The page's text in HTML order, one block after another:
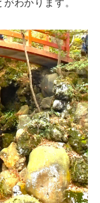
わかります。